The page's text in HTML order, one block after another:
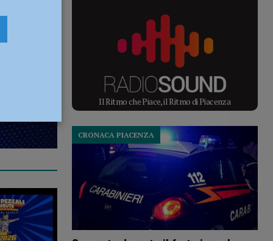
Il Ritmo che Piace, il Ritmo di Piacenza
CRONACA PIACENZA